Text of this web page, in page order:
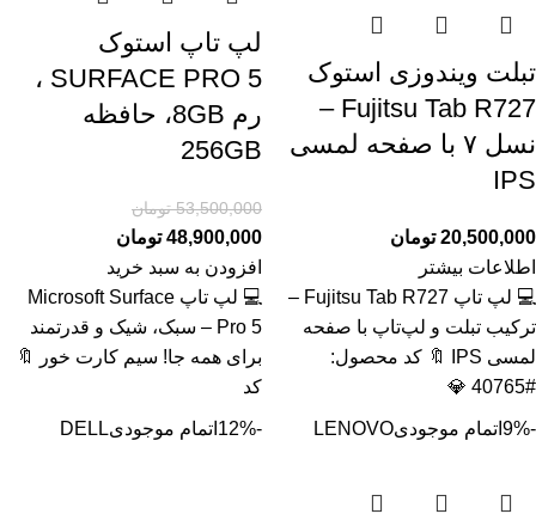
تبلت ویندوزی استوک
Fujitsu Tab R727 –
نسل ۷ با صفحه لمسی
IPS
20,500,000 تومان
اطلاعات بیشتر
💻 لپ تاپ Fujitsu Tab R727 –
ترکیب تبلت و لپ‌تاپ با صفحه
لمسی IPS 🔖 کد محصول:
#40765 💎
لپ تاپ استوک
SURFACE PRO 5 ،
رم 8GB، حافظه
256GB
53,500,000 تومان
48,900,000 تومان
افزودن به سبد خرید
💻 لپ تاپ Microsoft Surface
Pro 5 – سبک، شیک و قدرتمند
برای همه جا! سیم کارت خور 🔖
کد
-9% اتمام موجودیLENOVO
-12% اتمام موجودیDELL